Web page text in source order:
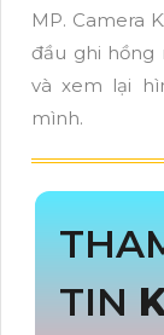
MP. Camera
đầu ghi hồng
và xem lại
mình.
TIN